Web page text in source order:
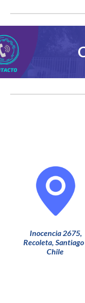
Inocencia 2675,
Recoleta,
Chile